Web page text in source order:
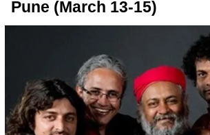
Pune (March 13-15)